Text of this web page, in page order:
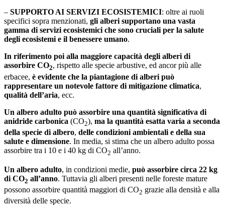
– SUPPORTO AI SERVIZI ECOSISTEMICI: oltre ai ruoli
specifici sopra menzionati, gli alberi supportano una vasta
gamma di servizi ecosistemici che sono cruciali per la salute
degli ecosistemi e il benessere umano.
In riferimento poi alla maggiore capacità degli alberi di
assorbire CO2, rispetto alle specie arbustive, ed ancor più alle
erbacee, è evidente che la piantagione di alberi può
rappresentare un notevole fattore di mitigazione climatica,
qualità dell’aria, ecc.
Un albero adulto può assorbire una quantità significativa di
anidride carbonica (CO2), ma la quantità esatta varia a seconda
della specie di albero, delle condizioni ambientali e della sua
salute e dimensione. In media, si stima che un albero adulto possa
assorbire tra i 10 e i 40 kg di CO2 all’anno.
Un albero adulto, in condizioni medie, può assorbire circa 22 kg
di CO2 all’anno. Tuttavia gli alberi presenti nelle foreste mature
possono assorbire quantità maggiori di CO2 grazie alla densità e alla
diversità delle specie.